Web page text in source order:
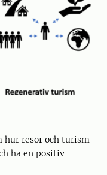
resor och turism
ha en positiv